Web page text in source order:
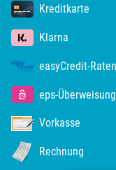
Kreditkarte
Klarna
easyCredit-
eps-Überweisung
Vorkasse
Rechnung
Teltow-Fläming
Trier
Uckermark
Uelzen
Ulm